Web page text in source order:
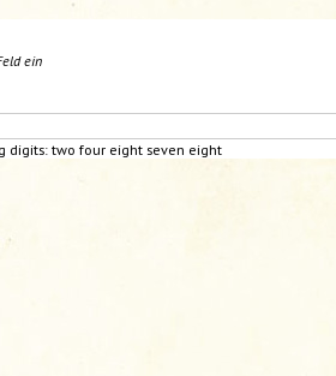
ein
digits:two four eight seven eight